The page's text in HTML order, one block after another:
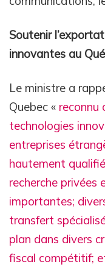
Soutenir
innovantes au
Le ministre a
Quebec « reconnu
technologies
entreprises
hautement
recherche privées
importantes;
transfert
plan dans divers
fiscal compétitif;